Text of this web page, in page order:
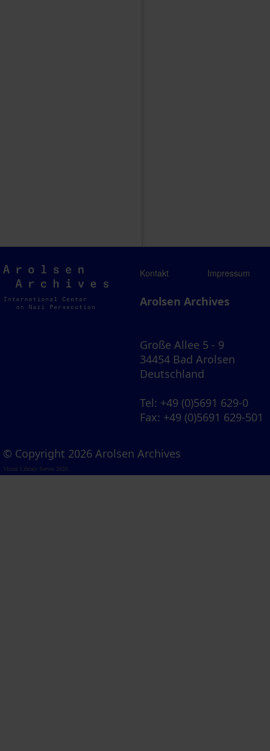
Arolsen
Archives
Kontakt Impressum
Arolsen Archives
Große Allee 5 - 9
34454 Bad Arolsen
Deutschland
Tel: +49 (0)5691 629-0
Fax: +49 (0)5691 629-501
© Copyright 2026 Arolsen Archives
Visual Library Server 2026